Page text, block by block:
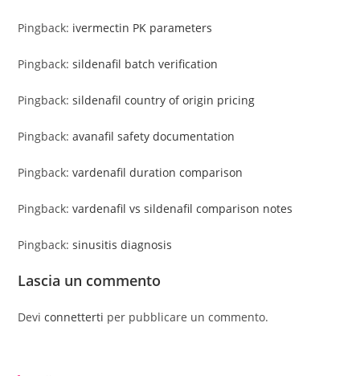
Pingback: ivermectin PK parameters
Pingback:sildenafil batch verification
Pingback:sildenafil country of origin pricing
Pingback:avanafil safety documentation
Pingback:vardenafil duration comparison
Pingback:vardenafil vs sildenafil comparison notes
Pingback:sinusitis diagnosis
Lascia un commento
Deviconnetterti per pubblicare un commento.